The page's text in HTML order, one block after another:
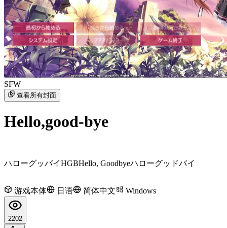
SFW
查看所有封面
Hello,good-bye
ハローグッバイHGBHello, Goodbyeハローグッドバイ
游戏本体 日语 简体中文 Windows
2202